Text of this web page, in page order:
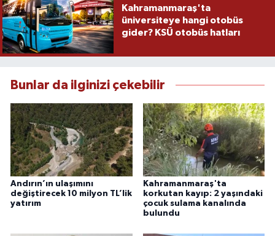
Kahramanmaraş'ta
üniversiteye hangi otobüs
gider? KSÜ otobüs hatları
Bunlar da ilginizi çekebilir
Andırın’ın ulaşımını
değiştirecek 10 milyon TL’lik
yatırım
Kahramanmaraş'ta
korkutan kayıp: 2 yaşındaki
çocuk sulama kanalında
bulundu